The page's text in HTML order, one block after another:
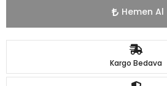
Hemen Al
Kargo Bedava